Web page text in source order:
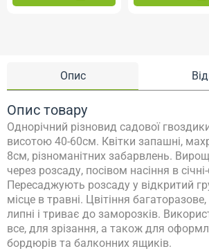
Опис
Опис товару
Однорічний різновид садової
висотою 40-60см. Квітки запашні,
8см, різноманітних забарвлень.
через розсаду, посівом насіння в січні-
Пересаджують розсаду у відкритий
місце в травні. Цвітіння
липні і триває до заморозків.
все, для зрізання, а також для
бордюрів та балконних ящиків.